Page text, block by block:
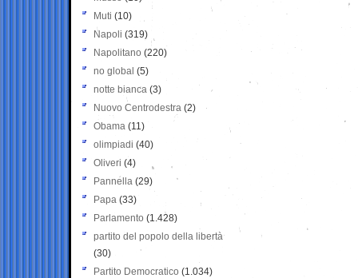
Muti (10)
Napoli (319)
Napolitano (220)
no global (5)
notte bianca (3)
Nuovo Centrodestra (2)
Obama (11)
olimpiadi (40)
Oliveri (4)
Pannella (29)
Papa (33)
Parlamento (1.428)
partito del popolo della libertà
(30)
Partito Democratico (1.034)